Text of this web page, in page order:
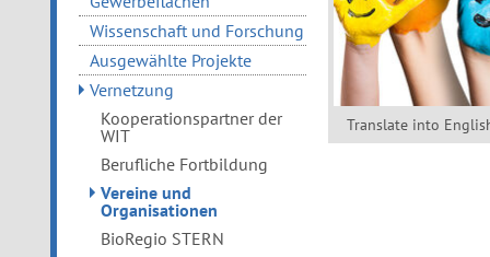
Wissenschaft und Forschung
Ausgewählte Projekte
Vernetzung
Kooperationspartner der
WIT
Berufliche Fortbildung
Vereine und
Organisationen
BioRegio STERN
Translate into